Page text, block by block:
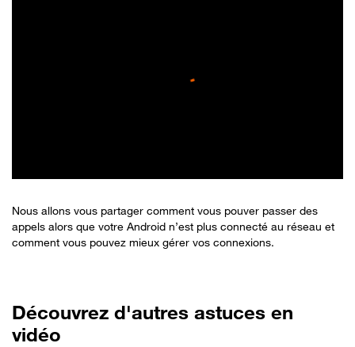
Nous allons vous partager comment vous pouver passer des
appels alors que votre Android n’est plus connecté au réseau et
comment vous pouvez mieux gérer vos connexions.
Découvrez d'autres astuces en
vidéo